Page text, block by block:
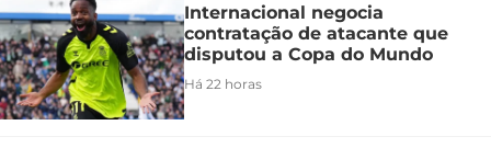
Internacional negocia
contratação de atacante que
disputou a Copa do Mundo
Há 22 horas